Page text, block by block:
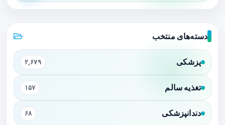
دسته‌های منتخب
پزشکی ۲,۶۷۹
تغذیه سالم ۱۵۷
دندانپزشکی ۶۸